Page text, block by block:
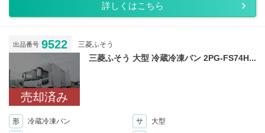
詳しくはこちら
出品番号 9522 三菱ふそう
売却済み
三菱ふそう 大型 冷蔵冷凍バン 2PG-FS74H...
形 冷蔵冷凍バン サ
大型